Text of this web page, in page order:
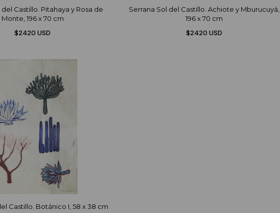
Castillo. Pitahaya y Rosa de
Monte, 196 x 70 cm
$2420 USD
Serrana Sol del Castillo. Achiote y Mburucuyá,
196 x 70 cm
$2420 USD
Castillo. Botánico I, 58 x 38 cm